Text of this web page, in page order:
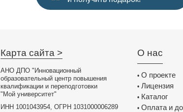
Карта сайта >
АНО ДПО "Инновационный
образовательный центр повышения
квалификации и переподготовки
"Мой университет"
ИНН 1001043954, ОГРН 1031000006289
О нас
• О проекте
• Лицензия
• Каталог
• Оплата и